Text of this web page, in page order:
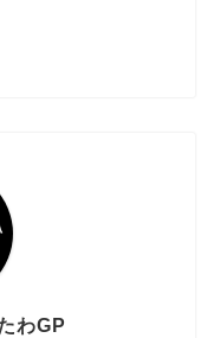
わGP